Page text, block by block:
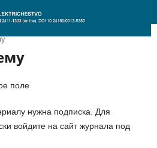
поле
нужна подписка. Для
войдите на сайт журнала под